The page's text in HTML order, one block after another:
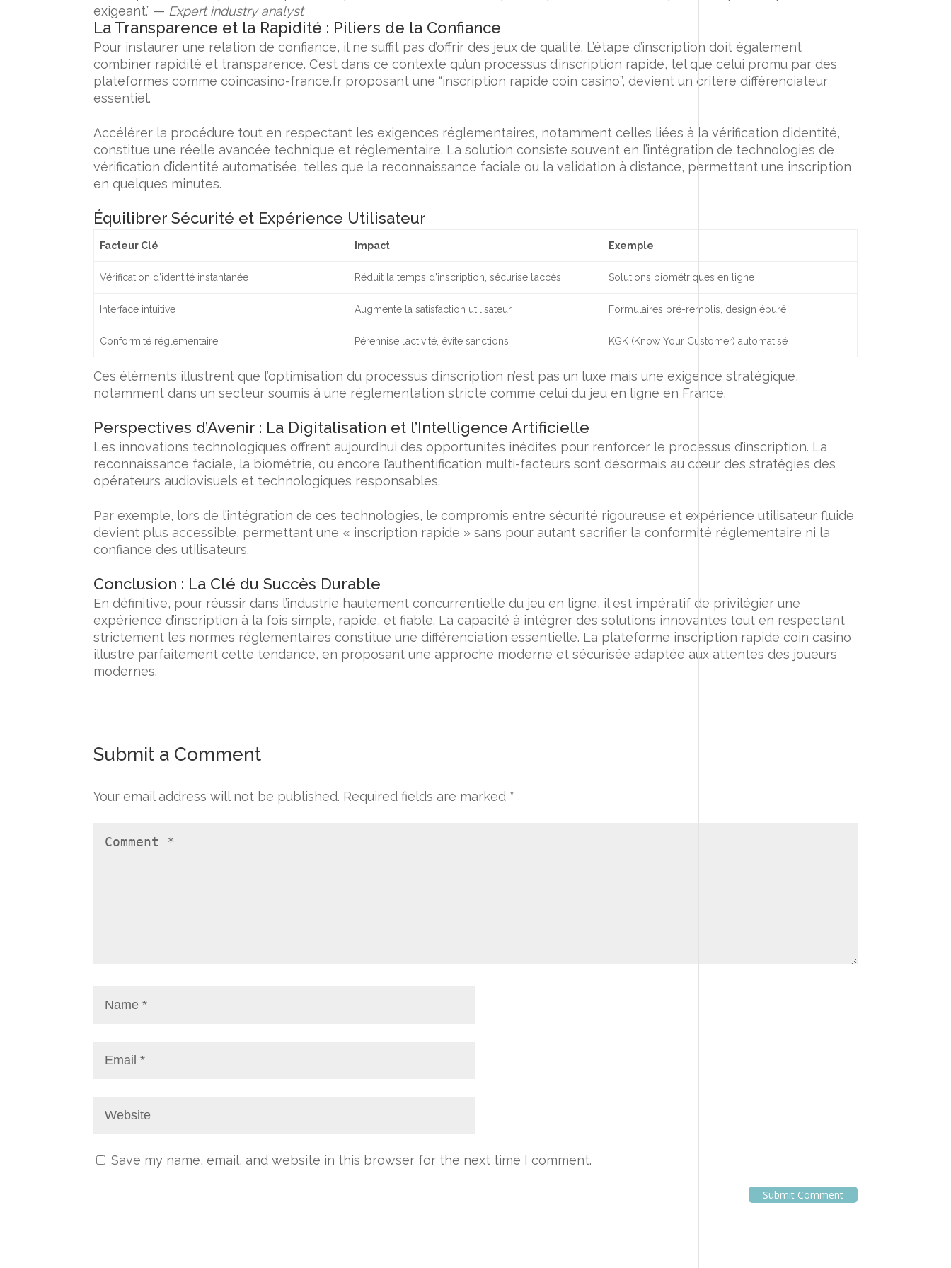
exigeant.” — Expert industry analyst
La Transparence et la Rapidité : Piliers de la Confiance
Pour instaurer une relation de confiance, il ne suffit pas d’offrir des jeux de qualité. L’étape d’inscription doit également
combiner rapidité et transparence. C’est dans ce contexte qu’un processus d’inscription rapide, tel que celui promu par des
plateformes comme coincasino-france.fr proposant une “inscription rapide coin casino”, devient un critère différenciateur
essentiel.
Accélérer la procédure tout en respectant les exigences réglementaires, notamment celles liées à la vérification d’identité,
constitue une réelle avancée technique et réglementaire. La solution consiste souvent en l’intégration de technologies de
vérification d’identité automatisée, telles que la reconnaissance faciale ou la validation à distance, permettant une inscription
en quelques minutes.
Équilibrer Sécurité et Expérience Utilisateur
Facteur Clé Impact Exemple
Vérification d’identité instantanée Réduit la temps d’inscription, sécurise l’accès Solutions biométriques en ligne
Interface intuitive Augmente la satisfaction utilisateur Formulaires pré-remplis, design épuré
Conformité réglementaire Pérennise l’activité, évite sanctions KGK (Know Your Customer) automatisé
Ces éléments illustrent que l’optimisation du processus d’inscription n’est pas un luxe mais une exigence stratégique,
notamment dans un secteur soumis à une réglementation stricte comme celui du jeu en ligne en France.
Perspectives d’Avenir : La Digitalisation et l’Intelligence Artificielle
Les innovations technologiques offrent aujourd’hui des opportunités inédites pour renforcer le processus d’inscription. La
reconnaissance faciale, la biométrie, ou encore l’authentification multi-facteurs sont désormais au cœur des stratégies des
opérateurs audiovisuels et technologiques responsables.
Par exemple, lors de l’intégration de ces technologies, le compromis entre sécurité rigoureuse et expérience utilisateur fluide
devient plus accessible, permettant une « inscription rapide » sans pour autant sacrifier la conformité réglementaire ni la
confiance des utilisateurs.
Conclusion : La Clé du Succès Durable
En définitive, pour réussir dans l’industrie hautement concurrentielle du jeu en ligne, il est impératif de privilégier une
expérience d’inscription à la fois simple, rapide, et fiable. La capacité à intégrer des solutions innovantes tout en respectant
strictement les normes réglementaires constitue une différenciation essentielle. La plateforme inscription rapide coin casino
illustre parfaitement cette tendance, en proposant une approche moderne et sécurisée adaptée aux attentes des joueurs
modernes.
Submit a Comment
Your email address will not be published. Required fields are marked *
Save my name, email, and website in this browser for the next time I comment.